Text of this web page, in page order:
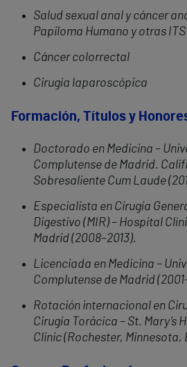
Salud sexual anal y cáncer
Papiloma Humano y otras ITS
Cáncer colorrectal
Cirugía laparoscópica
Formación, Títulos y
Doctorado en Medicina –
Complutense de Madrid.
Sobresaliente Cum Laude
Especialista en Cirugía
Digestivo (MIR) – Hospital
Madrid (2008–2013).
Licenciada en Medicina –
Complutense de Madrid
Rotación internacional en
Cirugía Torácica – St. Mary’s
Clinic (Rochester, Minnesota,